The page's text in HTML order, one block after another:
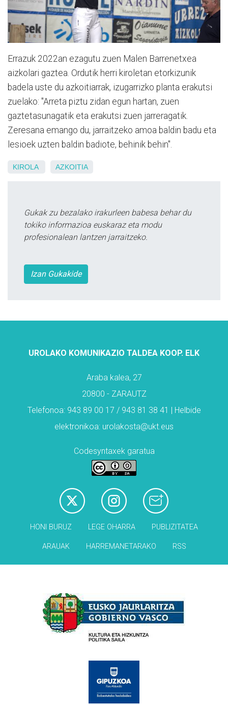
Errazuk 2022an ezagutu zuen Malen Barrenetxea
aizkolari gaztea. Ordutik herri kiroletan etorkizunik
badela uste du azkoitiarrak, izugarrizko planta erakutsi
zuelako: "Arreta piztu zidan egun hartan, zuen
gaztetasunagatik eta erakutsi zuen jarreragatik.
Zeresana emango du, jarraitzeko amoa baldin badu eta
lesioek uzten baldin badiote, behinik behin".
KIROLA AZKOITIA
Gukak zu bezalako irakurleen babesa behar du
tokiko informazioa euskaraz eta modu
profesionalean lantzen jarraitzeko.
Izan Gukakide
UROLAKO KOMUNIKAZIO TALDEA KOOP. ELK
Araba kalea, 27
20800 - ZARAUTZ
Telefonoa: 943 89 00 17 / 943 81 38 41 | Helbide
elektronikoa: urolakosta@ukt.eus
Codesyntaxek garatua
HONI BURUZ LEGE OHARRA PUBLIZITATEA
ARAUAK HARREMANETARAKO RSS